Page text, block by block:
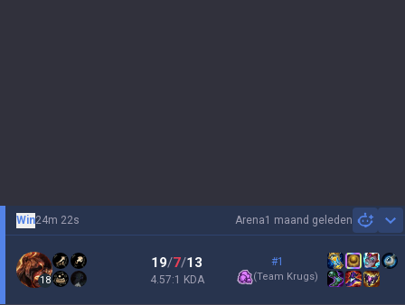
Arena1 maand geleden
Win24m 22s
18
19/7/13
4.57:1 KDA
#1
(Team Krugs)